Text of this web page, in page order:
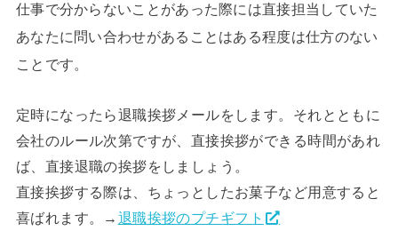
仕事で分からないことがあった際には直接担当していた
あなたに問い合わせがあることはある程度は仕方のない
ことです。
定時になったら退職挨拶メールをします。それとともに
会社のルール次第ですが、直接挨拶ができる時間があれ
ば、直接退職の挨拶をしましょう。
直接挨拶する際は、ちょっとしたお菓子など用意すると
喜ばれます。→ 退職挨拶のプチギフト